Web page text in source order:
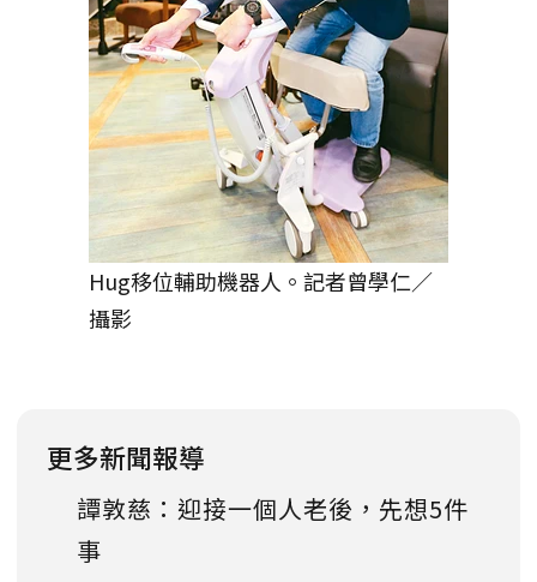
Hug移位輔助機器人。記者曾學仁／
攝影
更多新聞報導
譚敦慈：迎接一個人老後，先想5件
事